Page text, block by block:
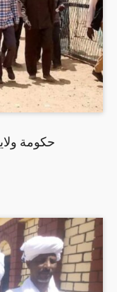
حكومة